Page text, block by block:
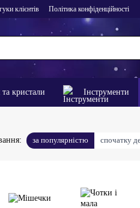
клієнтів Політика конфіденційності
кристали Інструменти
за популярністю спочатку